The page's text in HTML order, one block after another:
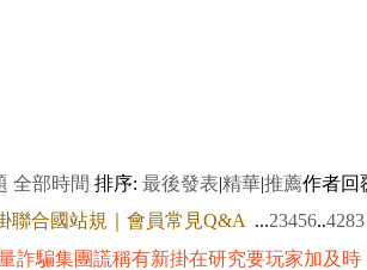
全部時間 排序: 最後發表|精華|推薦作者回
聯合國站規｜會員常見Q&A ...23456..4283
詐騙集團謊稱有新掛在研究要玩家加及時